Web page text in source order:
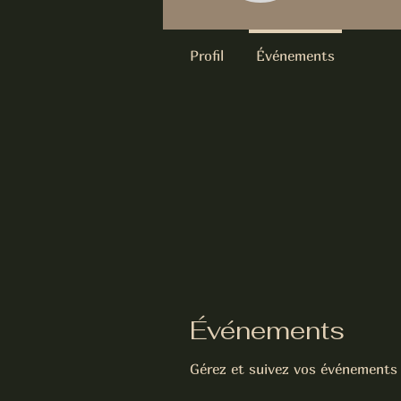
Événements
Gérez et suivez vos
Profil Événements